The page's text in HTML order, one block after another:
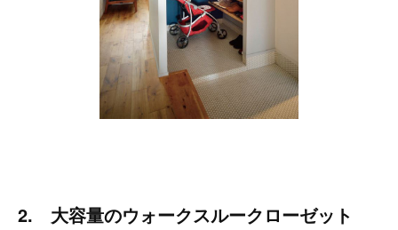
2. 大容量のウォークスルークローゼット